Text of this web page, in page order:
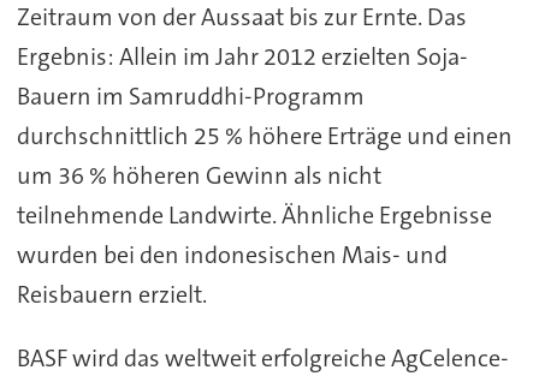
Zeitraum von der Aussaat bis zur Ernte. Das
Ergebnis: Allein im Jahr 2012 erzielten Soja-
Bauern im Samruddhi-Programm
durchschnittlich 25 % höhere Erträge und einen
um 36 % höheren Gewinn als nicht
teilnehmende Landwirte. Ähnliche Ergebnisse
wurden bei den indonesischen Mais- und
Reisbauern erzielt.
BASF wird das weltweit erfolgreiche AgCelence-